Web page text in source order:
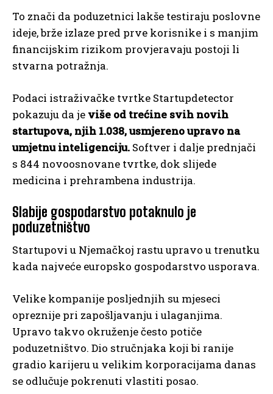
To znači da poduzetnici lakše testiraju poslovne
ideje, brže izlaze pred prve korisnike i s manjim
financijskim rizikom provjeravaju postoji li
stvarna potražnja.
Podaci istraživačke tvrtke Startupdetector
pokazuju da je više od trećine svih novih
startupova, njih 1.038, usmjereno upravo na
umjetnu inteligenciju. Softver i dalje prednjači
s 844 novoosnovane tvrtke, dok slijede
medicina i prehrambena industrija.
Slabije gospodarstvo potaknulo je
poduzetništvo
Startupovi u Njemačkoj rastu upravo u trenutku
kada najveće europsko gospodarstvo usporava.
Velike kompanije posljednjih su mjeseci
opreznije pri zapošljavanju i ulaganjima.
Upravo takvo okruženje često potiče
poduzetništvo. Dio stručnjaka koji bi ranije
gradio karijeru u velikim korporacijama danas
se odlučuje pokrenuti vlastiti posao.